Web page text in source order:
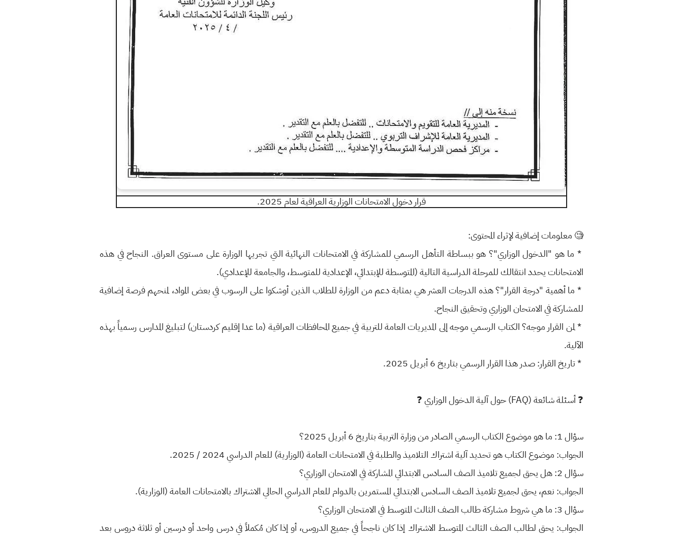
قرار دخول الامتحانات الوزارية العراقية لعام 2025.
🧐 معلومات إضافية لإثراء المحتوى:
* ما هو "الدخول الوزاري"؟ هو ببساطة التأهل الرسمي للمشاركة في الامتحانات النهائية التي تجريها الوزارة على مستوى العراق. النجاح في هذه
الامتحانات يحدد انتقالك للمرحلة الدراسية التالية (المتوسطة للإبتدائي، الإعدادية للمتوسط، والجامعة للإعدادي).
* ما أهمية "درجة القرار"؟ هذه الدرجات العشر هي بمثابة دعم من الوزارة للطلاب الذين أوشكوا على الرسوب في بعض المواد، لمنحهم فرصة إضافية
للمشاركة في الامتحان الوزاري وتحقيق النجاح.
* لمن القرار موجه؟ الكتاب الرسمي موجه إلى المديريات العامة للتربية في جميع المحافظات العراقية (ما عدا إقليم كردستان) لتبليغ المدارس رسمياً بهذه
الآلية.
* تاريخ القرار: صدر هذا القرار الرسمي بتاريخ 6 أبريل 2025.
❓ أسئلة شائعة (FAQ) حول آلية الدخول الوزاري ❓
سؤال 1: ما هو موضوع الكتاب الرسمي الصادر من وزارة التربية بتاريخ 6 أبريل 2025؟
الجواب: موضوع الكتاب هو تحديد آلية اشتراك التلاميذ والطلبة في الامتحانات العامة (الوزارية) للعام الدراسي 2024 / 2025.
سؤال 2: هل يحق لجميع تلاميذ الصف السادس الابتدائي المشاركة في الامتحان الوزاري؟
الجواب: نعم، يحق لجميع تلاميذ الصف السادس الابتدائي المستمرين بالدوام للعام الدراسي الحالي الاشتراك بالامتحانات العامة (الوزارية).
سؤال 3: ما هي شروط مشاركة طالب الصف الثالث المتوسط في الامتحان الوزاري؟
الجواب: يحق لطالب الصف الثالث المتوسط الاشتراك إذا كان ناجحاً في جميع الدروس، أو إذا كان مُكملاً في درس واحد أو درسين أو ثلاثة دروس بعد